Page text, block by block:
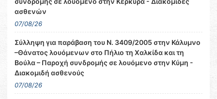
ασθενών
07/08/26
Σύλληψη για παράβαση του Ν. 3409/2005 στην Κάλυμνο
–Θάνατος λουόμενων στο Πήλιο τη Χαλκίδα και τη
Βούλα – Παροχή συνδρομής σε λουόμενο στην Κύμη -
Διακομιδή ασθενούς
07/08/26